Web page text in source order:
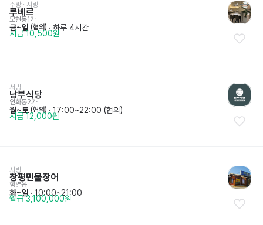
주방 · 서빙
루베르
모현동1가
금~일 (협의) · 하루 4시간
시급 10,500원
서빙
남부식당
인화동2가
월~토 (협의) · 17:00~22:00 (협의)
시급 12,000원
서빙
창평민물장어
함열읍
화~일 · 10:00~21:00
월급 3,100,000원